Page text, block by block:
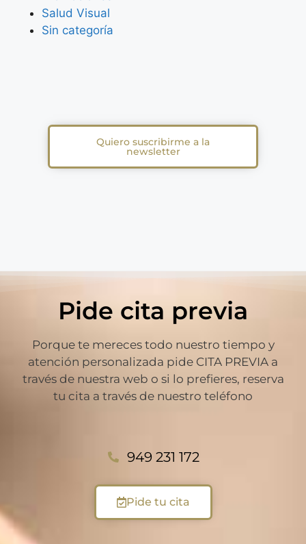
Salud Visual
Sin categoría
Quiero suscribirme a la
newsletter
Pide cita previa
Porque te mereces todo nuestro tiempo y
atención personalizada pide CITA PREVIA a
través de nuestra web o si lo prefieres, reserva
tu cita a través de nuestro teléfono
949 231 172
Pide tu cita